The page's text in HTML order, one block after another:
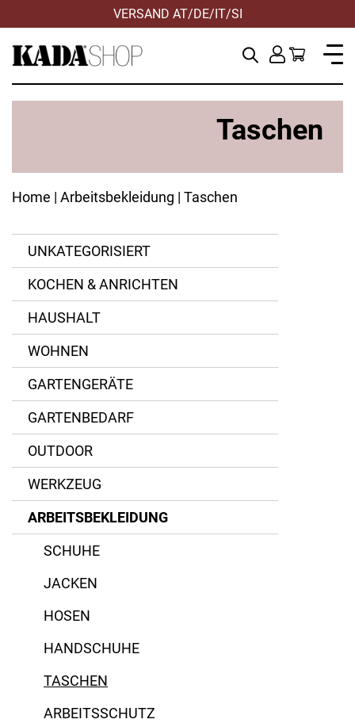
VERSAND AT/DE/IT/SI
Taschen
Home | Arbeitsbekleidung | Taschen
UNKATEGORISIERT
KOCHEN & ANRICHTEN
HAUSHALT
WOHNEN
GARTENGERÄTE
GARTENBEDARF
OUTDOOR
WERKZEUG
ARBEITSBEKLEIDUNG
SCHUHE
JACKEN
HOSEN
HANDSCHUHE
TASCHEN
ARBEITSSCHUTZ
Leder
Naturleder
Polyester
FELCO
Fristads
Gedore Work
ANWENDEN
ANWENDEN